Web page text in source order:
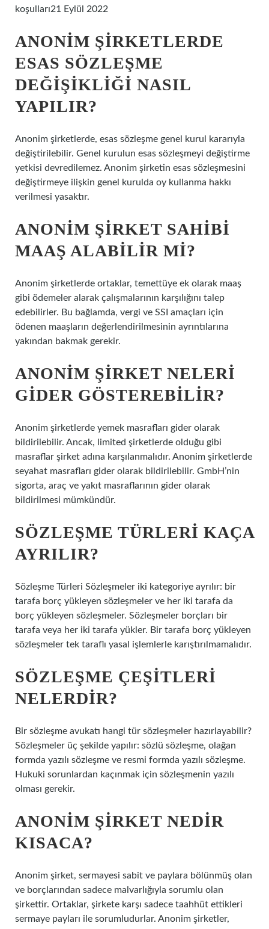
koşulları21 Eylül 2022
ANONIM ŞIRKETLERDE
ESAS SÖZLEŞME
DEĞIŞIKLIĞI NASIL
YAPILIR?
Anonim şirketlerde, esas sözleşme genel kurul kararıyla
değiştirilebilir. Genel kurulun esas sözleşmeyi değiştirme
yetkisi devredilemez. Anonim şirketin esas sözleşmesini
değiştirmeye ilişkin genel kurulda oy kullanma hakkı
verilmesi yasaktır.
ANONIM ŞIRKET SAHIBI
MAAŞ ALABILIR MI?
Anonim şirketlerde ortaklar, temettüye ek olarak maaş
gibi ödemeler alarak çalışmalarının karşılığını talep
edebilirler. Bu bağlamda, vergi ve SSI amaçları için
ödenen maaşların değerlendirilmesinin ayrıntılarına
yakından bakmak gerekir.
ANONIM ŞIRKET NELERI
GIDER GÖSTEREBILIR?
Anonim şirketlerde yemek masrafları gider olarak
bildirilebilir. Ancak, limited şirketlerde olduğu gibi
masraflar şirket adına karşılanmalıdır. Anonim şirketlerde
seyahat masrafları gider olarak bildirilebilir. GmbH’nin
sigorta, araç ve yakıt masraflarının gider olarak
bildirilmesi mümkündür.
SÖZLEŞME TÜRLERI KAÇA
AYRILIR?
Sözleşme Türleri Sözleşmeler iki kategoriye ayrılır: bir
tarafa borç yükleyen sözleşmeler ve her iki tarafa da
borç yükleyen sözleşmeler. Sözleşmeler borçları bir
tarafa veya her iki tarafa yükler. Bir tarafa borç yükleyen
sözleşmeler tek taraflı yasal işlemlerle karıştırılmamalıdır.
SÖZLEŞME ÇEŞITLERI
NELERDIR?
Bir sözleşme avukatı hangi tür sözleşmeler hazırlayabilir?
Sözleşmeler üç şekilde yapılır: sözlü sözleşme, olağan
formda yazılı sözleşme ve resmi formda yazılı sözleşme.
Hukuki sorunlardan kaçınmak için sözleşmenin yazılı
olması gerekir.
ANONIM ŞIRKET NEDIR
KISACA?
Anonim şirket, sermayesi sabit ve paylara bölünmüş olan
ve borçlarından sadece malvarlığıyla sorumlu olan
şirkettir. Ortaklar, şirkete karşı sadece taahhüt ettikleri
sermaye payları ile sorumludurlar. Anonim şirketler,